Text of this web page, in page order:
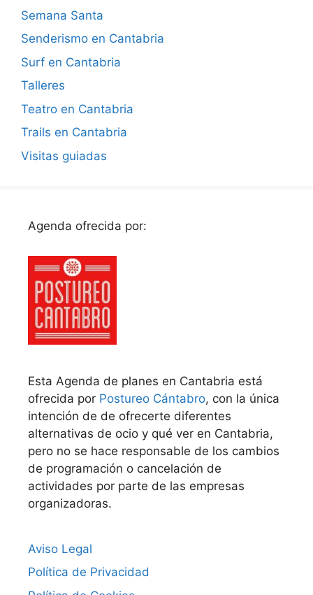
Semana Santa
Senderismo en Cantabria
Surf en Cantabria
Talleres
Teatro en Cantabria
Trails en Cantabria
Visitas guiadas
Agenda ofrecida por:
Esta Agenda de planes en Cantabria está
ofrecida por Postureo Cántabro, con la única
intención de de ofrecerte diferentes
alternativas de ocio y qué ver en Cantabria,
pero no se hace responsable de los cambios
de programación o cancelación de
actividades por parte de las empresas
organizadoras.
Aviso Legal
Política de Privacidad